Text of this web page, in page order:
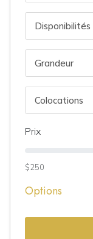
Disponibilités
Grandeur
Colocations
Prix
$250
Options